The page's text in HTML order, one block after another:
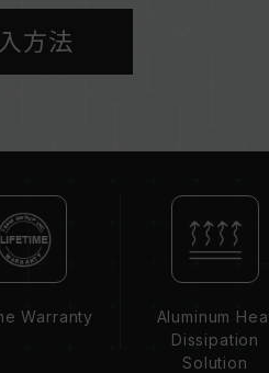
ド、モデルが異なるメモリ
ださい。各セットのメモリ
在使用しているマザーボ
は、メモリの動作周波数
あります。
効にしない場合、メモリ
2400（またはそれ以
は正常な動作であり、製品
方法
Warranty
Aluminum
Dissipation
Solution